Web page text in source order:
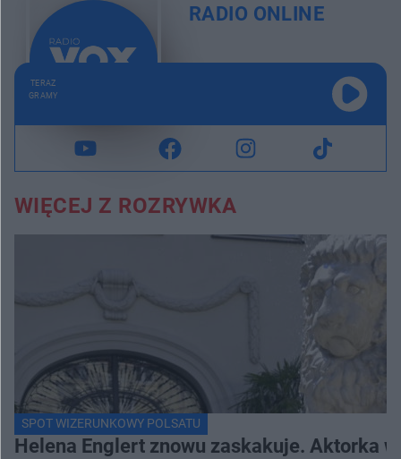
RADIO ONLINE
TERAZ
GRAMY
WIĘCEJ Z ROZRYWKA
SPOT WIZERUNKOWY POLSATU
Helena Englert znowu zaskakuje. Aktorka